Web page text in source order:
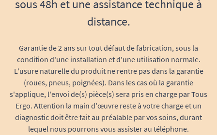
AITEX)
Voir tous les bavoirs adulte.
Voir tous les produits pour m'aider à me souvenir.
Voir tous les produits pour m'aider à être bienveillant (confusion ,
Alzheimer).
Voir tous les produits pour m'aider à manipuler.
sous 48h et une assistance technique à
distance.
Garantie de 2 ans sur tout défaut de fabrication, sous la
condition d'une installation et d'une utilisation normale.
L'usure naturelle du produit ne rentre pas dans la garantie
(roues, pneus, poignées). Dans les cas où la garantie
s'applique, l'envoi de(s) pièce(s) sera pris en charge par Tous
Ergo. Attention la main d'œuvre reste à votre charge et un
diagnostic doit être fait au préalable par vos soins, durant
lequel nous pourrons vous assister au téléphone.